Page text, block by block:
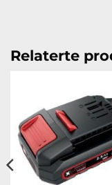
Relaterte